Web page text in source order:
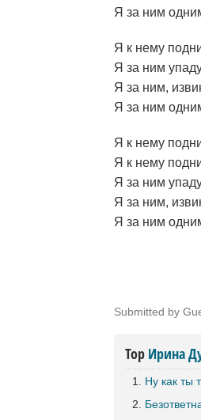
Я за ним
Я к нему
Я за ним
Я за ним,
Я за ним
Я к нему
Я к нему
Я за ним
Я за ним,
Я за ним
Submitted by
Top Ирина
Ну как ты